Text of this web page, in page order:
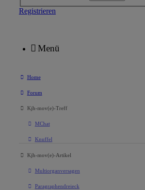
Registrieren
Menü
Home
Forum
Kjh-mov(e)-Treff
MChat
Knuffel
Kjh-mov(e)-Artikel
Multiorganversagen
Paragraphendreieck